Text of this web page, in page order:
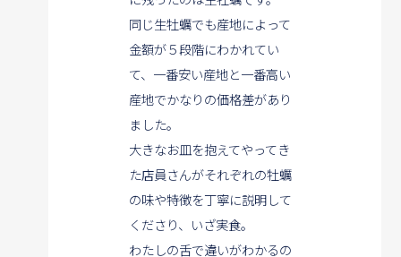
同じ生牡蠣でも産地によって
金額が５段階にわかれてい
て、 一番安い産地と一番高い
産地でかなりの価格差があり
ました。
大きなお皿を抱えてやってき
た店員さんがそれぞれの牡蠣
の味や特徴を丁寧に説明して
くださり、いざ実食。
わたしの舌で違いがわかるの